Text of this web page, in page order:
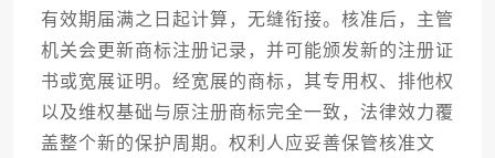
有效期届满之日起计算，无缝衔接。核准后，主管
机关会更新商标注册记录，并可能颁发新的注册证
书或宽展证明。经宽展的商标，其专用权、排他权
以及维权基础与原注册商标完全一致，法律效力覆
盖整个新的保护周期。权利人应妥善保管核准文